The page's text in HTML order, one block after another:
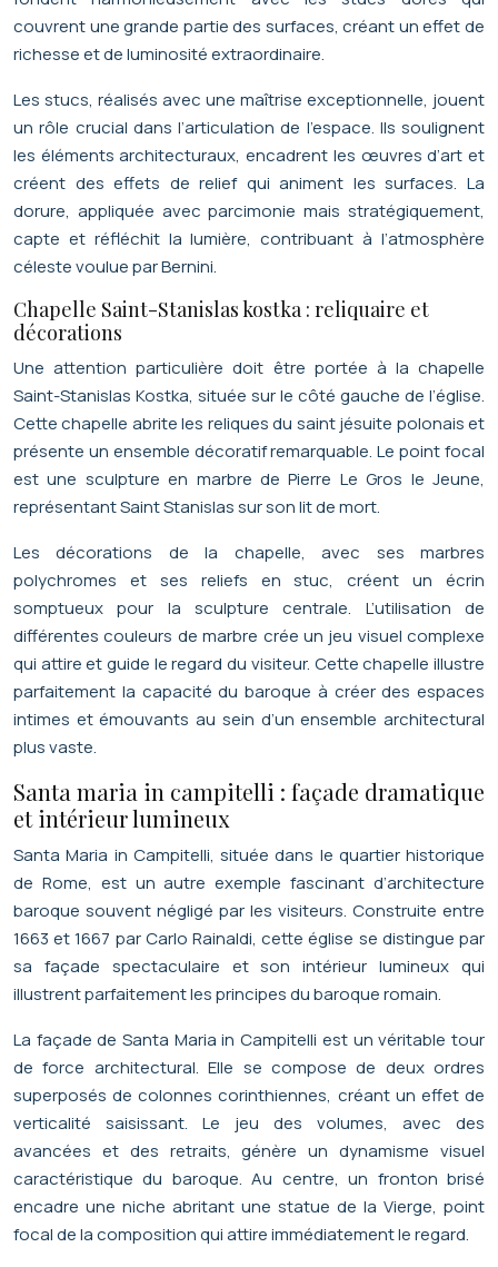
couvrent une grande partie des surfaces, créant un effet de
richesse et de luminosité extraordinaire.
Les stucs, réalisés avec une maîtrise exceptionnelle, jouent
un rôle crucial dans l’articulation de l’espace. Ils soulignent
les éléments architecturaux, encadrent les œuvres d’art et
créent des effets de relief qui animent les surfaces. La
dorure, appliquée avec parcimonie mais stratégiquement,
capte et réfléchit la lumière, contribuant à l’atmosphère
céleste voulue par Bernini.
Chapelle Saint-Stanislas kostka : reliquaire et
décorations
Une attention particulière doit être portée à la chapelle
Saint-Stanislas Kostka, située sur le côté gauche de l’église.
Cette chapelle abrite les reliques du saint jésuite polonais et
présente un ensemble décoratif remarquable. Le point focal
est une sculpture en marbre de Pierre Le Gros le Jeune,
représentant Saint Stanislas sur son lit de mort.
Les décorations de la chapelle, avec ses marbres
polychromes et ses reliefs en stuc, créent un écrin
somptueux pour la sculpture centrale. L’utilisation de
différentes couleurs de marbre crée un jeu visuel complexe
qui attire et guide le regard du visiteur. Cette chapelle illustre
parfaitement la capacité du baroque à créer des espaces
intimes et émouvants au sein d’un ensemble architectural
plus vaste.
Santa maria in campitelli : façade dramatique
et intérieur lumineux
Santa Maria in Campitelli, située dans le quartier historique
de Rome, est un autre exemple fascinant d’architecture
baroque souvent négligé par les visiteurs. Construite entre
1663 et 1667 par Carlo Rainaldi, cette église se distingue par
sa façade spectaculaire et son intérieur lumineux qui
illustrent parfaitement les principes du baroque romain.
La façade de Santa Maria in Campitelli est un véritable tour
de force architectural. Elle se compose de deux ordres
superposés de colonnes corinthiennes, créant un effet de
verticalité saisissant. Le jeu des volumes, avec des
avancées et des retraits, génère un dynamisme visuel
caractéristique du baroque. Au centre, un fronton brisé
encadre une niche abritant une statue de la Vierge, point
focal de la composition qui attire immédiatement le regard.